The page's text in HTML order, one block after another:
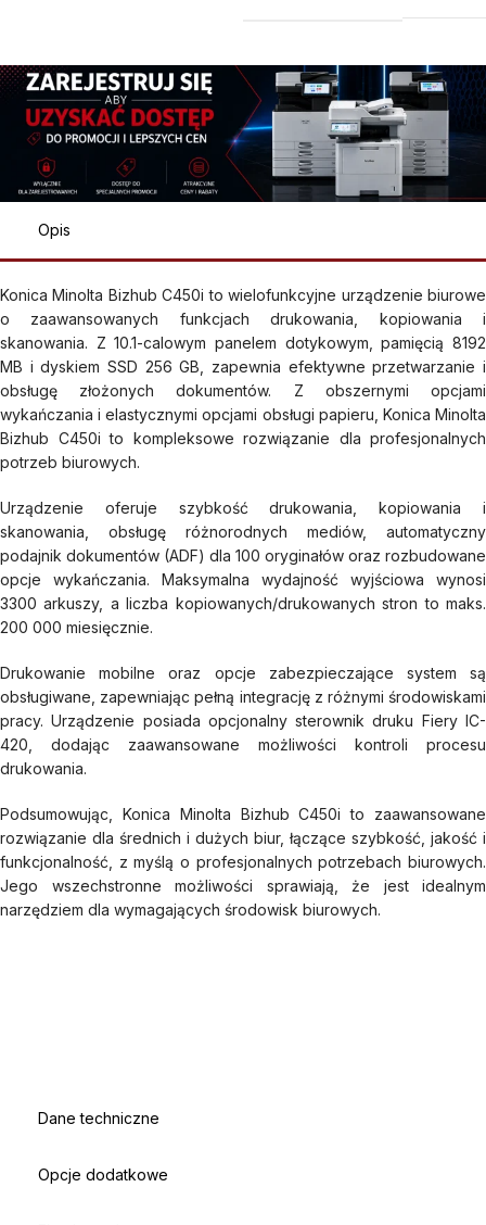
Opis
Dane techniczne
Opcje dodatkowe
Konica Minolta Bizhub C450i to wielofunkcyjne urządzenie biurowe
o zaawansowanych funkcjach drukowania, kopiowania i
skanowania. Z 10.1-calowym panelem dotykowym, pamięcią 8192
MB i dyskiem SSD 256 GB, zapewnia efektywne przetwarzanie i
obsługę złożonych dokumentów. Z obszernymi opcjami
wykańczania i elastycznymi opcjami obsługi papieru, Konica Minolta
Bizhub C450i to kompleksowe rozwiązanie dla profesjonalnych
potrzeb biurowych.
Urządzenie oferuje szybkość drukowania, kopiowania i
skanowania, obsługę różnorodnych mediów, automatyczny
podajnik dokumentów (ADF) dla 100 oryginałów oraz rozbudowane
opcje wykańczania. Maksymalna wydajność wyjściowa wynosi
3300 arkuszy, a liczba kopiowanych/drukowanych stron to maks.
200 000 miesięcznie.
Drukowanie mobilne oraz opcje zabezpieczające system są
obsługiwane, zapewniając pełną integrację z różnymi środowiskami
pracy. Urządzenie posiada opcjonalny sterownik druku Fiery IC-
420, dodając zaawansowane możliwości kontroli procesu
drukowania.
Podsumowując, Konica Minolta Bizhub C450i to zaawansowane
rozwiązanie dla średnich i dużych biur, łączące szybkość, jakość i
funkcjonalność, z myślą o profesjonalnych potrzebach biurowych.
Jego wszechstronne możliwości sprawiają, że jest idealnym
narzędziem dla wymagających środowisk biurowych.